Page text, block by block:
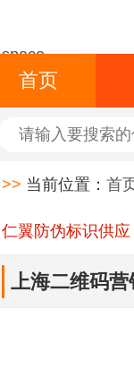
space
首页
>> 当前位置： 首
仁翼防伪标识供应
上海二维码